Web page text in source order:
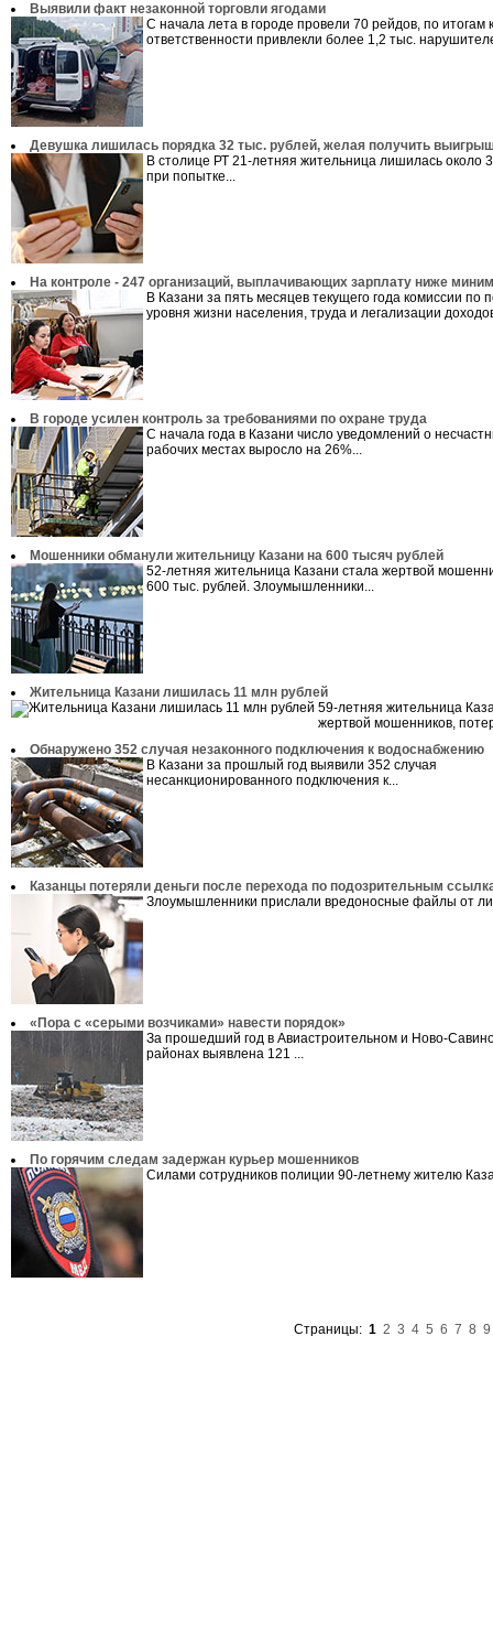
Выявили факт незаконной торговли ягодами
С начала лета в городе провели 70 рейдов, по итогам
ответственности привлекли более 1,2 тыс.
Девушка лишилась порядка 32 тыс. рублей, желая получить
В столице РТ 21-летняя жительница лишилась около
при попытке...
На контроле - 247 организаций, выплачивающих зарплату ниже
В Казани за пять месяцев текущего года комиссии
уровня жизни населения, труда и легализации
В городе усилен контроль за требованиями по охране труда
С начала года в Казани число уведомлений о
рабочих местах выросло на 26%...
Мошенники обманули жительницу Казани на 600 тысяч рублей
52-летняя жительница Казани стала жертвой
600 тыс. рублей. Злоумышленники...
Жительница Казани лишилась 11 млн рублей
59-летняя жительница
жертвой мошенников,
Обнаружено 352 случая незаконного подключения к водоснабжению
В Казани за прошлый год выявили 352 случая
несанкционированного подключения к...
Казанцы потеряли деньги после перехода по подозрительным
Злоумышленники прислали вредоносные файлы от
«Пора с «серыми возчиками» навести порядок»
За прошедший год в Авиастроительном и Ново-
районах выявлена 121 ...
По горячим следам задержан курьер мошенников
Силами сотрудников полиции 90-летнему жителю
Страницы: 1 2 3 4 5 6 7 8 9